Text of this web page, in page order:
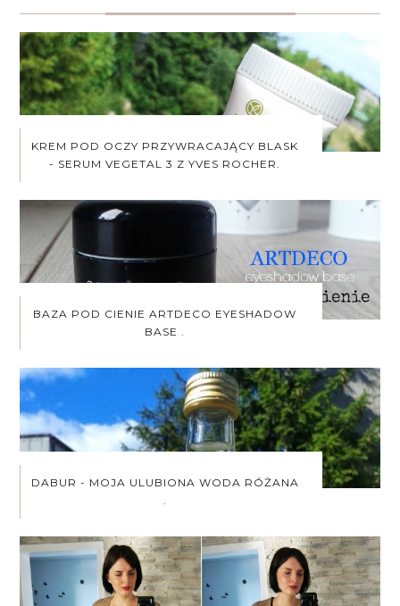
KREM POD OCZY PRZYWRACAJĄCY BLASK
- SERUM VEGETAL 3 Z YVES ROCHER.
BAZA POD CIENIE ARTDECO EYESHADOW
BASE .
DABUR - MOJA ULUBIONA WODA RÓŻANA